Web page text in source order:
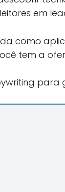
em
como
tem a